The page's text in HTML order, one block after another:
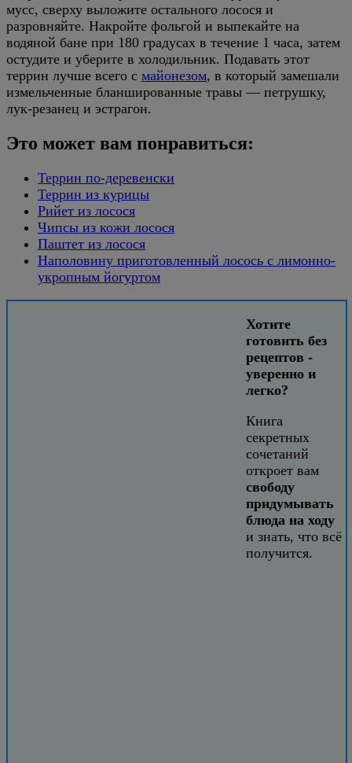
мусс, сверху выложите остального лосося и
разровняйте. Накройте фольгой и выпекайте на
водяной бане при 180 градусах в течение 1 часа, затем
остудите и уберите в холодильник. Подавать этот
террин лучше всего с майонезом, в который замешали
измельченные бланшированные травы — петрушку,
лук-резанец и эстрагон.
Это может вам понравиться:
Террин по-деревенски
Террин из курицы
Рийет из лосося
Чипсы из кожи лосося
Паштет из лосося
Наполовину приготовленный лосось с лимонно-
укропным йогуртом
Хотите
готовить без
рецептов -
уверенно и
легко?
Книга
секретных
сочетаний
откроет вам
свободу
придумывать
блюда на ходу
и знать, что всё
получится.